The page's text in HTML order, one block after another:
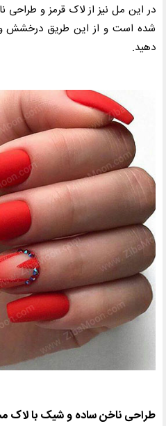
در این مل نیز از لاک قرمز و
شده است و از این طریق درخشش و
دهید.
طراحی ناخن ساده و شیک با لاک